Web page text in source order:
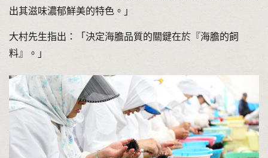
出其滋味濃郁鮮美的特色。」
大村先生指出：「決定海膽品質的關鍵在於『海膽的飼
料』。」